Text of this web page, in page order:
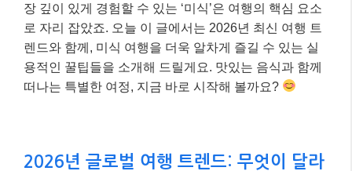
장 깊이 있게 경험할 수 있는 ‘미식’은 여행의 핵심 요소
로 자리 잡았죠. 오늘 이 글에서는 2026년 최신 여행 트
렌드와 함께, 미식 여행을 더욱 알차게 즐길 수 있는 실
용적인 꿀팁들을 소개해 드릴게요. 맛있는 음식과 함께
떠나는 특별한 여정, 지금 바로 시작해 볼까요?
2026년 글로벌 여행 트렌드: 무엇이 달라